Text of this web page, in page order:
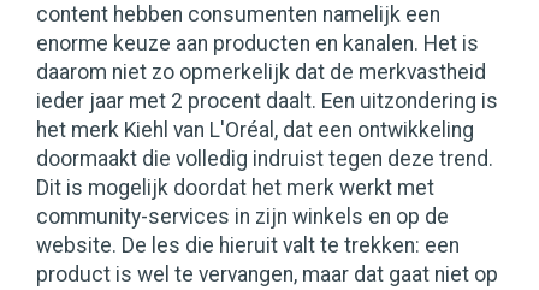
content hebben consumenten namelijk een
enorme keuze aan producten en kanalen. Het is
daarom niet zo opmerkelijk dat de merkvastheid
ieder jaar met 2 procent daalt. Een uitzondering is
het merk Kiehl van L'Oréal, dat een ontwikkeling
doormaakt die volledig indruist tegen deze trend.
Dit is mogelijk doordat het merk werkt met
community-services in zijn winkels en op de
website. De les die hieruit valt te trekken: een
product is wel te vervangen, maar dat gaat niet op